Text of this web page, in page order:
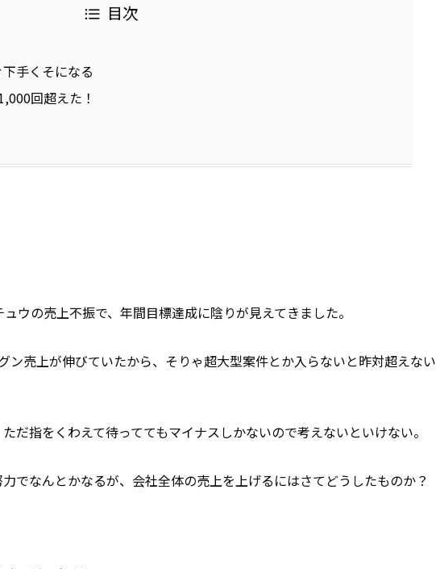
目次
手くそになる
回超えた！
ウの売上不振で、年間目標達成に陰りが見えてきました。
ン売上が伸びていたから、そりゃ超大型案件とか入らないと昨対超えない
だ指をくわえて待っててもマイナスしかないので考えないといけない。
でなんとかなるが、会社全体の売上を上げるにはさてどうしたものか？